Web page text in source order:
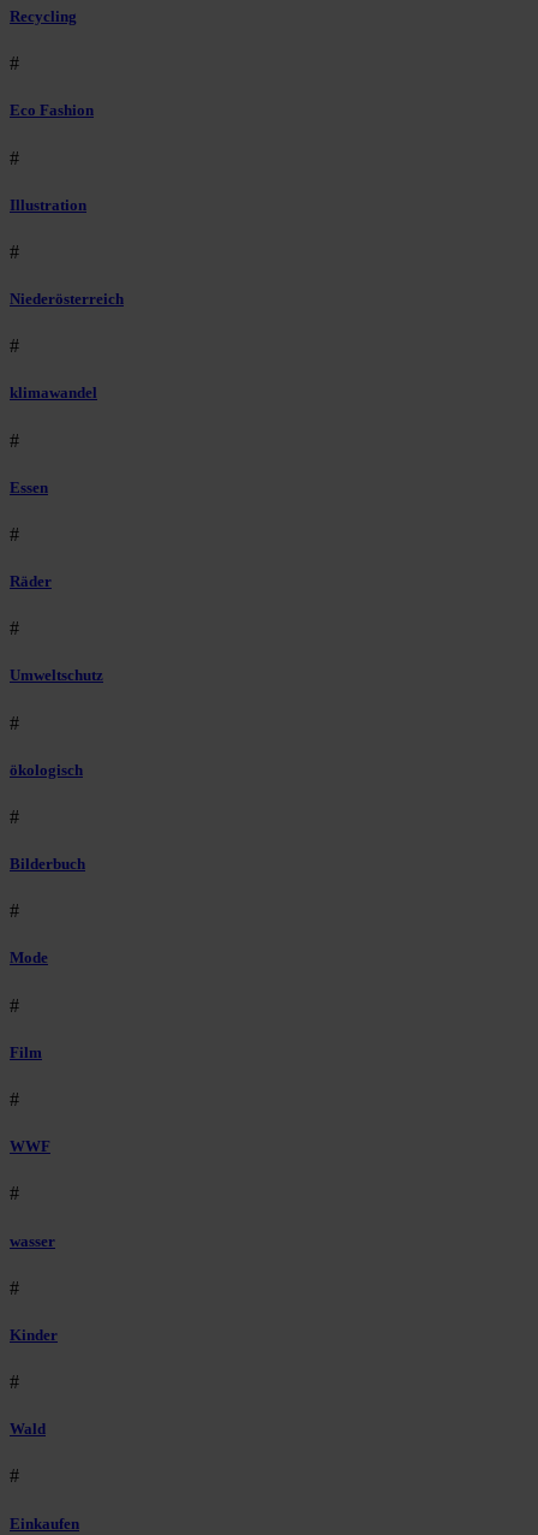
Recycling
#
Eco Fashion
#
Illustration
#
Niederösterreich
#
klimawandel
#
Essen
#
Räder
#
Umweltschutz
#
ökologisch
#
Bilderbuch
#
Mode
#
Film
#
WWF
#
wasser
#
Kinder
#
Wald
#
Einkaufen